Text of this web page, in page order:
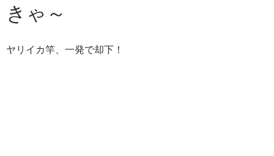
きゃ～
ヤリイカ竿、一発で却下！